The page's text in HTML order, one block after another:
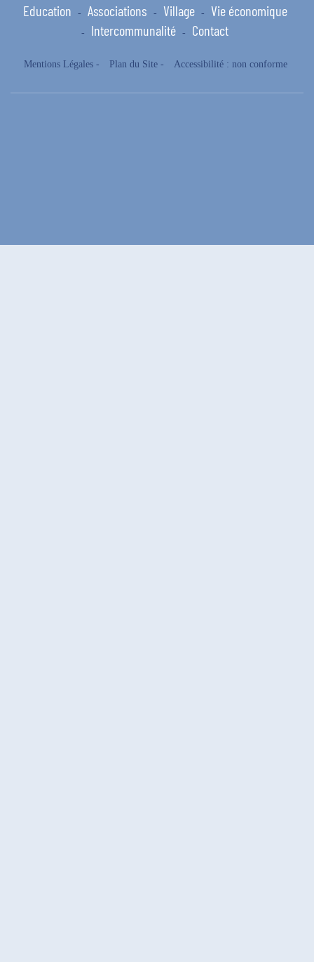
Education - Associations - Village - Vie économique
- Intercommunalité - Contact
Mentions Légales- Plan du Site- Accessibilité : non conforme